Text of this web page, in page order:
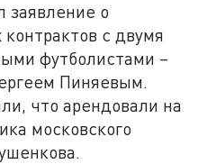
заявление о
с двумя
футболистами –
Пиняевым.
что арендовали на
московского